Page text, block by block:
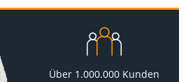
Über 1.000.000 Kunden